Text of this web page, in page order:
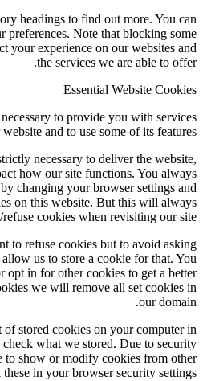
category headings to find out
some of your preferences. Note that
may impact your experience on
the services we
Essential
are strictly necessary to provide
through our website and to use some
cookies are strictly necessary to
will have impact how our site
cookies by changing your
all cookies on this website. But
you to accept/refuse cookies when
if you want to refuse cookies but
again kindly allow us to store a
any time or opt in for other cookies
you refuse cookies we will remove all
you with a list of stored cookies on
so you can check what we stored.
are not able to show or modify
can check these in your browser